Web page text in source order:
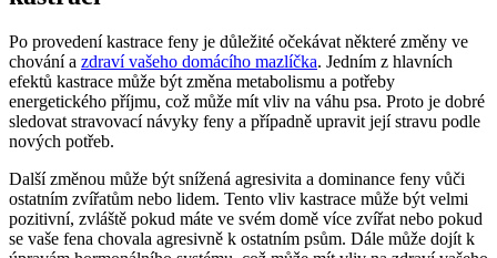
Po provedení kastrace feny je důležité očekávat některé změny ve
chování a zdraví vašeho domácího mazlíčka. Jedním z hlavních
efektů kastrace může být změna metabolismu a potřeby
energetického příjmu, což může mít vliv na váhu psa. Proto je dobré
sledovat stravovací návyky feny a případně upravit její stravu podle
nových potřeb.
Další změnou může být snížená agresivita a dominance feny vůči
ostatním zvířatům nebo lidem. Tento vliv kastrace může být velmi
pozitivní, zvláště pokud máte ve svém domě více zvířat nebo pokud
se vaše fena chovala agresivně k ostatním psům. Dále může dojít k